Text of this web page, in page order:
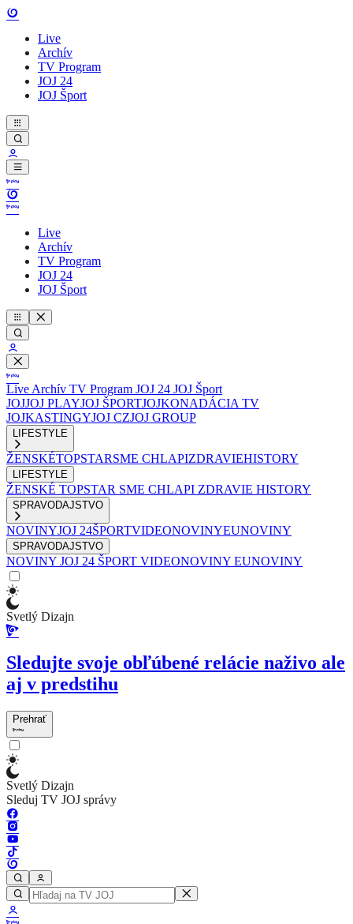
Live
Archív
TV Program
JOJ 24
JOJ Šport
Live
Archív
TV Program
JOJ 24
JOJ Šport
Live Archív TV Program JOJ 24 JOJ Šport
JOJJOJ PLAYJOJ ŠPORTJOJKONADÁCIA TV
JOJKASTINGYJOJ CZJOJ GROUP
LIFESTYLE
ŽENSKÉTOPSTARSME CHLAPIZDRAVIEHISTORY
LIFESTYLE
ŽENSKÉ TOPSTAR SME CHLAPI ZDRAVIE HISTORY
SPRAVODAJSTVO
NOVINYJOJ 24ŠPORTVIDEONOVINYEUNOVINY
SPRAVODAJSTVO
NOVINY JOJ 24 ŠPORT VIDEONOVINY EUNOVINY
Svetlý Dizajn
Sledujte svoje obľúbené relácie naživo ale
aj v predstihu
Prehrať
Svetlý Dizajn
Sleduj TV JOJ správy